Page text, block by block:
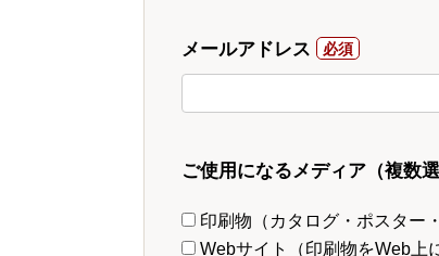
メールアドレス
ご使用になるメディア（複数選
印刷物（カタログ・ポスター
Webサイト（印刷物をWeb上